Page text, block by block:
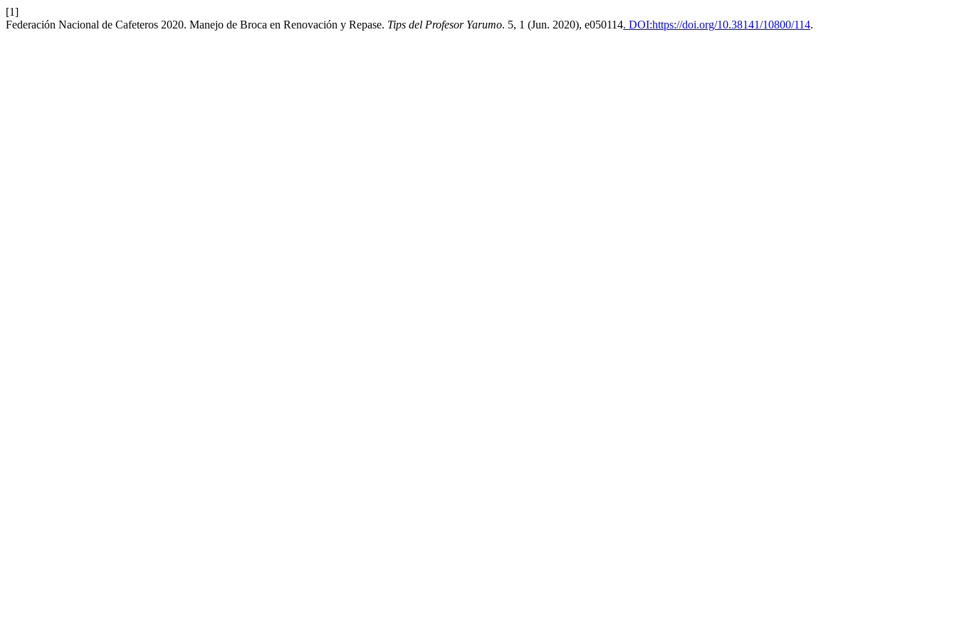
[1]
Federación Nacional de Cafeteros 2020. Manejo de Broca en Renovación y Repase. Tips del Profesor Yarumo. 5, 1 (Jun. 2020), e050114. DOI:https://doi.org/10.38141/10800/114.